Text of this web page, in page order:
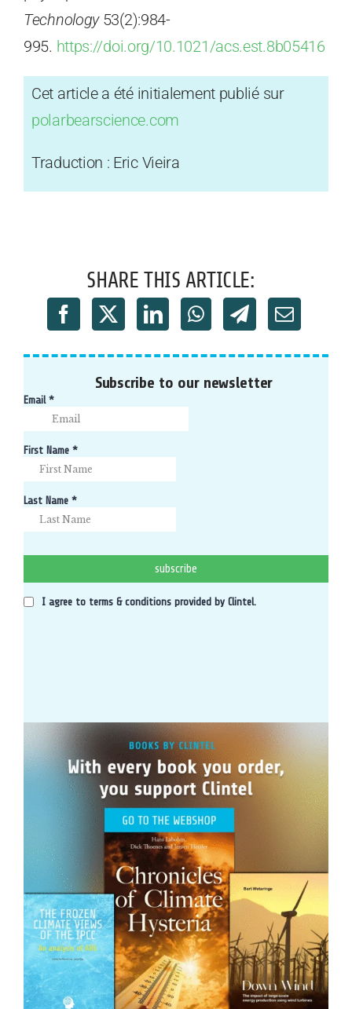
Technology53(2):984-
995. https://doi.org/10.1021/acs.est.8b05416
Cet article a été initialement publié sur
polarbearscience.com
Traduction : Eric Vieira
SHARE THIS ARTICLE:
Subscribe to our newsletter